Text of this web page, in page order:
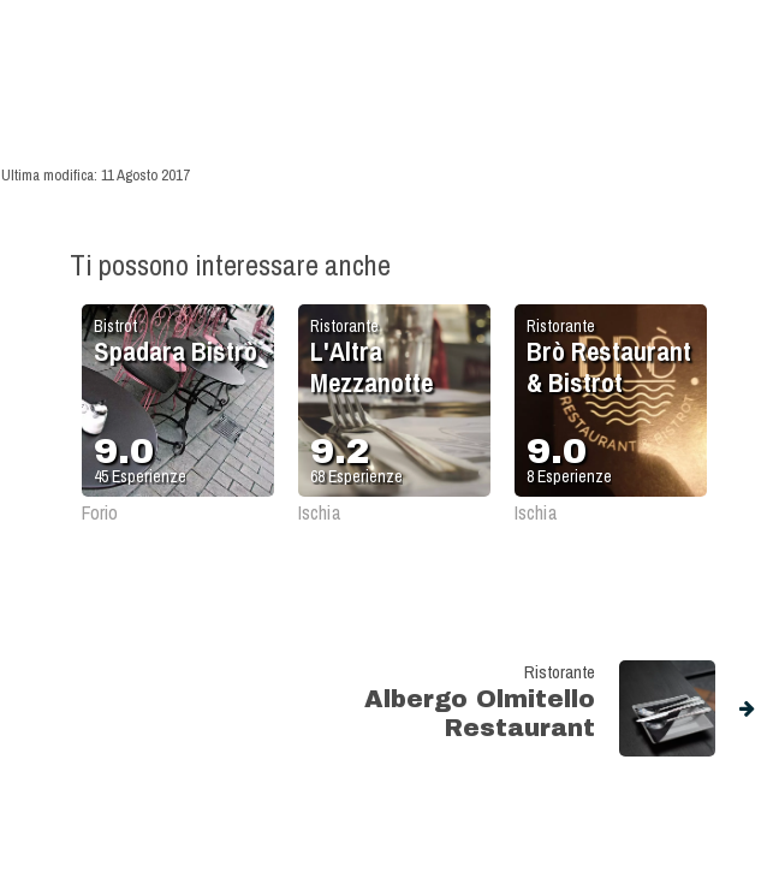
Ultima modifica: 11 Agosto 2017
Ti possono interessare anche
Ristorante
Brò Restaurant
& Bistrot
9.0
8Esperienze
Ischia
Ristorante
L'Altra
Mezzanotte
9.2
68Esperienze
Ischia
Bistrot
Spadara Bistrò
9.0
45Esperienze
Forio
Ristorante
Albergo Olmitello
Restaurant